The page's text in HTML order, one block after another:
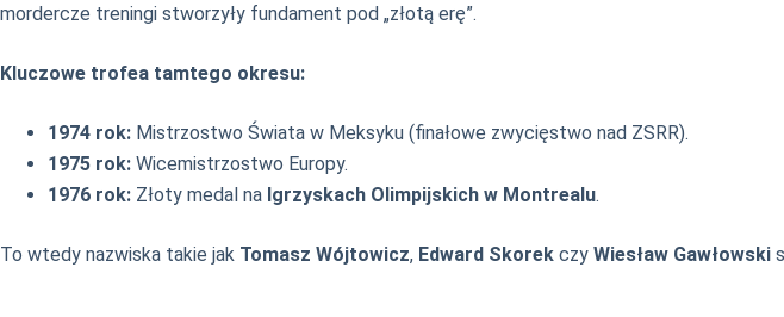
mordercze treningi stworzyły fundament pod „złotą erę”.
Kluczowe trofea tamtego okresu:
1974 rok: Mistrzostwo Świata w Meksyku (finałowe zwycięstwo nad ZSRR).
1975 rok: Wicemistrzostwo Europy.
1976 rok: Złoty medal na Igrzyskach Olimpijskich w Montrealu.
To wtedy nazwiska takie jak Tomasz Wójtowicz, Edward Skorek czy Wiesław Gawłowski